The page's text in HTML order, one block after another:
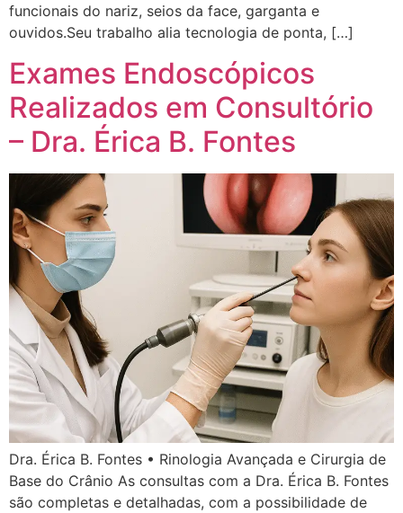
funcionais do nariz, seios da face, garganta e
ouvidos.Seu trabalho alia tecnologia de ponta, […]
Exames Endoscópicos
Realizados em Consultório
– Dra. Érica B. Fontes
Dra. Érica B. Fontes • Rinologia Avançada e Cirurgia de
Base do Crânio As consultas com a Dra. Érica B. Fontes
são completas e detalhadas, com a possibilidade de